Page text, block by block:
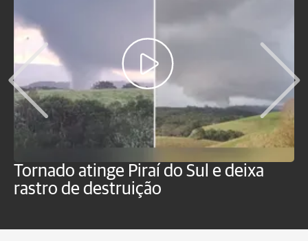
Tornado atinge Piraí do Sul e deixa
rastro de destruição